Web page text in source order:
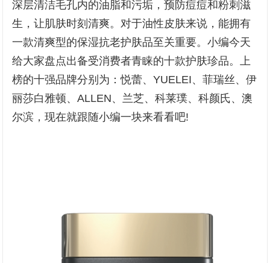
深层清洁毛孔内的油脂和污垢，预防痘痘和粉刺滋
生，让肌肤时刻清爽。对于油性皮肤来说，能拥有
一款清爽型的保湿抗老护肤品至关重要。小编今天
给大家盘点出备受消费者青睐的十款护肤珍品。上
榜的十强品牌分别为：悦蕾、YUELEI、菲瑞丝、伊
丽莎白雅顿、ALLEN、兰芝、科莱璞、科颜氏、澳
尔滨，现在就跟随小编一块来看看吧!